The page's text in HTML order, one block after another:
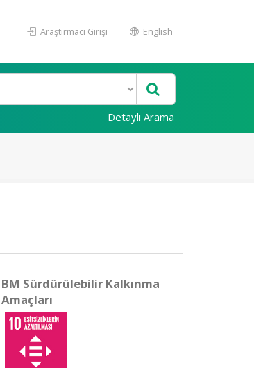
Araştırmacı Girişi English
Detaylı Arama
BM Sürdürülebilir Kalkınma
Amaçları